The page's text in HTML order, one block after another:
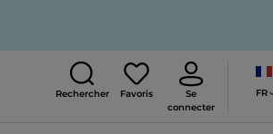
Rechercher Favoris
Se
connecter
FR